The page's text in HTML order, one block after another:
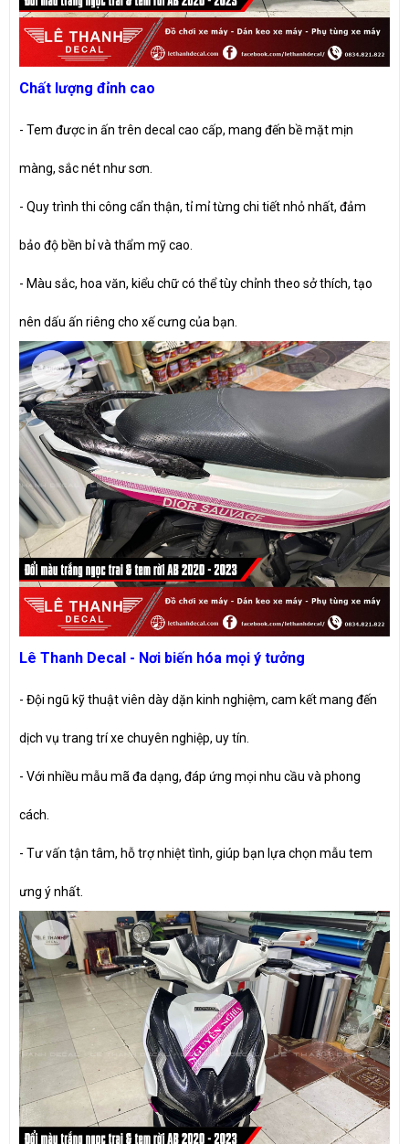
Chất lượng đỉnh cao
- Tem được in ấn trên decal cao cấp, mang đến bề mặt mịn
màng, sắc nét như sơn.
- Quy trình thi công cẩn thận, tỉ mỉ từng chi tiết nhỏ nhất, đảm
bảo độ bền bỉ và thẩm mỹ cao.
- Màu sắc, hoa văn, kiểu chữ có thể tùy chỉnh theo sở thích, tạo
nên dấu ấn riêng cho xế cưng của bạn.
Lê Thanh Decal - Nơi biến hóa mọi ý tưởng
- Đội ngũ kỹ thuật viên dày dặn kinh nghiệm, cam kết mang đến
dịch vụ trang trí xe chuyên nghiệp, uy tín.
- Với nhiều mẫu mã đa dạng, đáp ứng mọi nhu cầu và phong
cách.
- Tư vấn tận tâm, hỗ trợ nhiệt tình, giúp bạn lựa chọn mẫu tem
ưng ý nhất.